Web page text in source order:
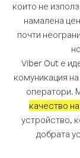
които не
намалена
почти
Viber Out е
комуникация
оператори.
качество
устройство,
добрата